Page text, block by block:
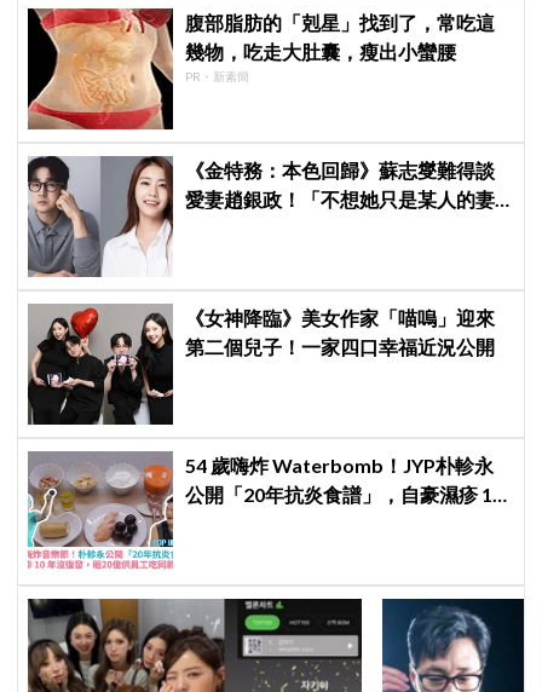
腹部脂肪的「剋星」找到了，常吃這
幾物，吃走大肚囊，瘦出小蠻腰
PR・新素簡
《金特務：本色回歸》蘇志燮難得談
愛妻趙銀政！「不想她只是某人的妻
《女神降臨》美女作家「喵嗚」迎來
第二個兒子！一家四口幸福近況公開
54 歲嗨炸 Waterbomb！JYP朴軫永
公開「20年抗炎食譜」，自豪濕疹 10